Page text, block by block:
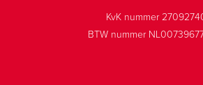
KvK nummer
BTW nummer